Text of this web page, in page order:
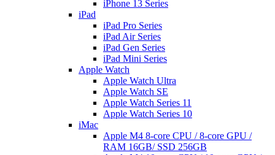
iPhone 13 Series
iPad
iPad Pro Series
iPad Air Series
iPad Gen Series
iPad Mini Series
Apple Watch
Apple Watch Ultra
Apple Watch SE
Apple Watch Series 11
Apple Watch Series 10
iMac
Apple M4 8-core CPU / 8-core GPU /
RAM 16GB/ SSD 256GB